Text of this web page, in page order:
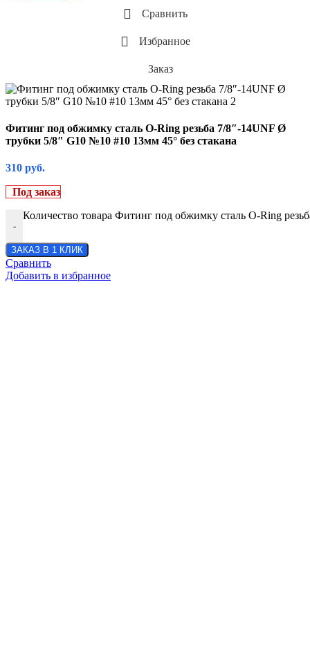
Сравнить
Избранное
Заказ
Фитинг под обжимку сталь O-Ring резьба 7/8″-14UNF Ø
трубки 5/8″ G10 №10 #10 13мм 45° без стакана
310 руб.
Под заказ
-
Количество товара Фитинг под обжимку сталь O-Ring
ЗАКАЗ В 1 КЛИК
Сравнить
Добавить в избранное